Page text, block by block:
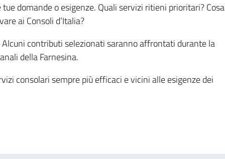
domande o esigenze. Quali servizi ritieni prioritari? Cosa
ai Consoli d’Italia?
contributi selezionati saranno affrontati durante la
della Farnesina.
consolari sempre più efficaci e vicini alle esigenze dei